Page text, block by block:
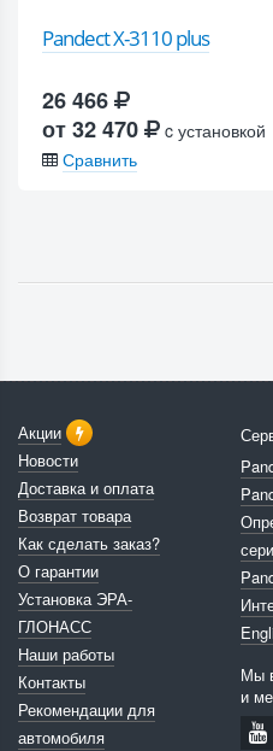
Pandect X-3110 plus
26 466
от 32 470
c установкой
Сравнить
Акции
Новости
Доставка и оплата
Возврат товара
Как сделать заказ?
О гарантии
Установка ЭРА-
ГЛОНАСС
Наши работы
Контакты
Рекомендации для
автомобиля
Мы
и